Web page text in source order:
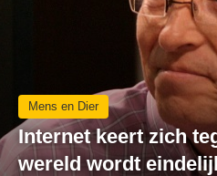
Mens en Dier
Internet keert zich
wereld wordt